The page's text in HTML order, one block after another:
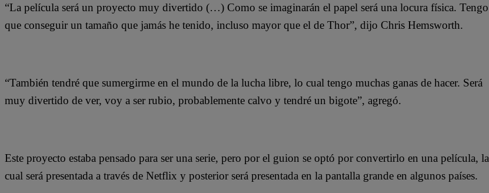
“La película será un proyecto muy divertido (…) Como se imaginarán el papel será una locura física. Tengo
que conseguir un tamaño que jamás he tenido, incluso mayor que el de Thor”, dijo Chris Hemsworth.
“También tendré que sumergirme en el mundo de la lucha libre, lo cual tengo muchas ganas de hacer. Será
muy divertido de ver, voy a ser rubio, probablemente calvo y tendré un bigote”, agregó.
Este proyecto estaba pensado para ser una serie, pero por el guion se optó por convertirlo en una película, la
cual será presentada a través de Netflix y posterior será presentada en la pantalla grande en algunos países.